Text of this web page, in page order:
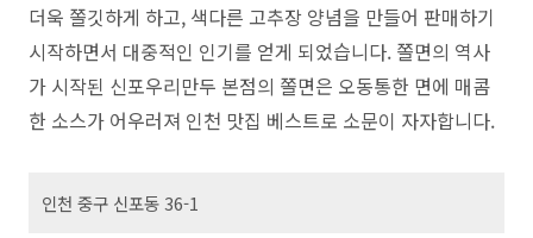
더욱 쫄깃하게 하고, 색다른 고추장 양념을 만들어 판매하기
시작하면서 대중적인 인기를 얻게 되었습니다. 쫄면의 역사
가 시작된 신포우리만두 본점의 쫄면은 오동통한 면에 매콤
한 소스가 어우러져 인천 맛집 베스트로 소문이 자자합니다.
인천 중구 신포동 36-1